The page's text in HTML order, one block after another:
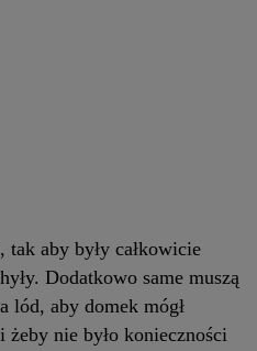
tak aby były całkowicie
Dodatkowo same muszą
lód, aby domek mógł
nie było konieczności